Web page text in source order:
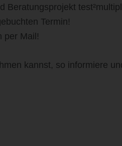
Beratungsprojekt
Termin!
per Mail!
kannst, so informiere